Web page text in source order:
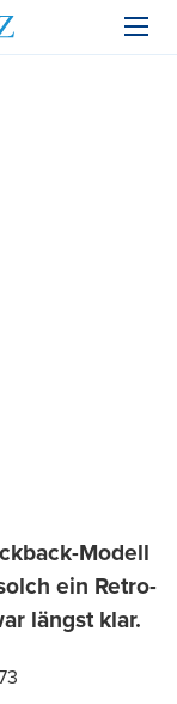
Modell
ein Retro-
längst klar.